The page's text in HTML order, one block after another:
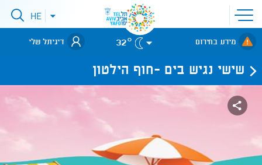
פתיחת
תפריט
אתר
לאתר עיריית
תל-אביב
פתיחתHE
מידע בחירום 32° דיגיתל שלי
שישי נגיש בים -חוף הילטון